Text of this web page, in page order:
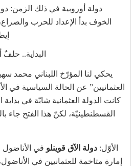
دولة أوروبية في ذلك الزمن:
الخوف بدأ الإعداد للحرب
البداية.. حلفٌ
يحكي لنا المؤرّخ اللبناني
العثمانيين” عن الحالة السياسية في
كانت الدولة العثمانية شابّة في بداية
القسطنطينيّة، لكنّ هذا الفتح جاء
الأوّل: دولة الآق قوينلو في
إمارة متاخمة للعثمانيين في